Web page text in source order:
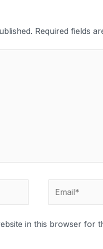
Required fields
in this browser for